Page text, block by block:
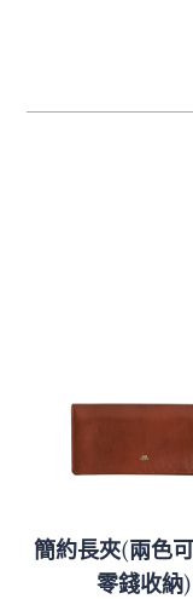
簡約長夾(兩色
零錢收納)